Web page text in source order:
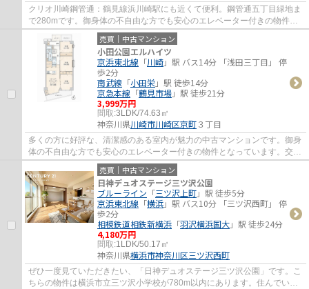
クリオ川崎鋼管通：鶴見線浜川崎駅にも近くて便利。鋼管通五丁目緑地ま
で280mです。御身体の不自由な方でも安心のエレベーター付きの物件と
なっています。中古マンションなら、物件の...
売買｜中古マンション
小田公園エルハイツ
京浜東北線 「川崎」駅 バス14分 「浅田三丁目」 停
歩2分
南武線 「小田栄 」駅 徒歩14分
京急本線 「鶴見市場」駅 徒歩21分
3,999万円
間取:3LDK/74.63㎡
神奈川県川崎市川崎区京町３丁目
多くの方に好評な、清潔感のある室内が魅力の中古マンションです。御身
体の不自由な方でも安心のエレベーター付きの物件となっています。交通
アクセスが良好な京浜東北線川崎周辺なら...
売買｜中古マンション
日神デュオステージ三ツ沢公園
ブルーライン 「三ツ沢上町」駅 徒歩5分
京浜東北線 「横浜」駅 バス10分 「三ツ沢西町」 停
歩2分
相模鉄道相鉄新横浜 「羽沢横浜国大」駅 徒歩24分
4,180万円
間取:1LDK/50.17㎡
神奈川県横浜市神奈川区三ツ沢西町
ぜひ一度見ていただきたい、「日神デュオステージ三ツ沢公園」です。こ
ちらの物件は横浜市立三ツ沢小学校が780m以内にあります。住んでいて